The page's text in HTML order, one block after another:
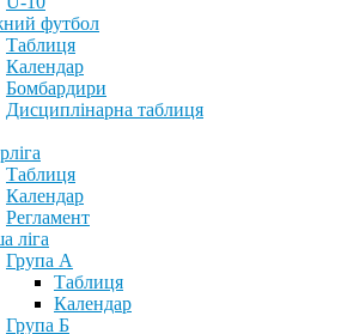
футбол
Таблиця
Календар
Бомбардири
Дисциплінарна таблиця
Таблиця
Календар
Регламент
ліга
Група А
Таблиця
Календар
Група Б